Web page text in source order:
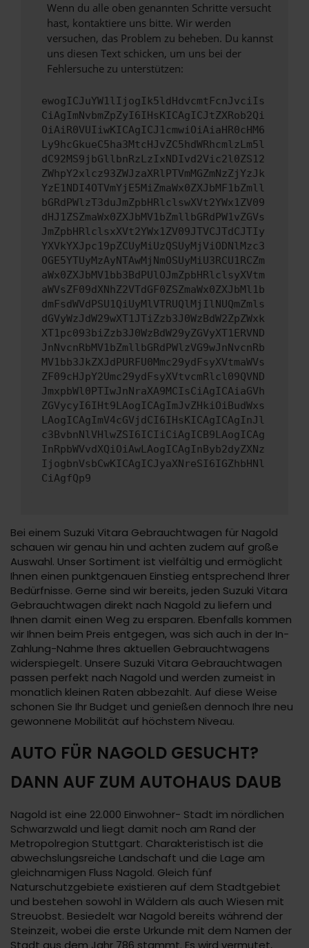
Wenn du alle oben genannten Schritte versucht
hast, kontaktiere uns bitte. Wir werden
versuchen, das Problem zu beheben. Du kannst
uns diesen Text schicken, um uns bei der
Fehlersuche zu unterstützen:
ewogICJuYW1lIjogIk5ldHdvcmtFcnJvciIs
CiAgImNvbmZpZyI6IHsKICAgICJtZXRob2Qi
OiAiR0VUIiwKICAgICJ1cmwiOiAiaHR0cHM6
Ly9hcGkueC5ha3MtcHJvZC5hdWRhcmlzLm5l
dC92MS9jbGllbnRzLzIxNDIvd2Vic2l0ZS12
ZWhpY2xlcz93ZWJzaXRlPTVmMGZmNzZjYzJk
YzE1NDI4OTVmYjE5MiZmaWx0ZXJbMF1bZmll
bGRdPWlzT3duJmZpbHRlclswXVt2YWx1ZV09
dHJ1ZSZmaWx0ZXJbMV1bZmllbGRdPW1vZGVs
JmZpbHRlclsxXVt2YWx1ZV09JTVCJTdCJTIy
YXVkYXJpc19pZCUyMiUzQSUyMjViODNlMzc3
OGE5YTUyMzAyNTAwMjNmOSUyMiU3RCU1RCZm
aWx0ZXJbMV1bb3BdPUlOJmZpbHRlclsyXVtm
aWVsZF09dXNhZ2VTdGF0ZSZmaWx0ZXJbMl1b
dmFsdWVdPSU1QiUyMlVTRUQlMjIlNUQmZmls
dGVyWzJdW29wXT1JTiZzb3J0WzBdW2ZpZWxk
XT1pc093biZzb3J0WzBdW29yZGVyXT1ERVND
JnNvcnRbMV1bZmllbGRdPWlzVG9wJnNvcnRb
MV1bb3JkZXJdPURFU0Mmc29ydFsyXVtmaWVs
ZF09cHJpY2Umc29ydFsyXVtvcmRlcl09QVND
JmxpbWl0PTIwJnNraXA9MCIsCiAgICAiaGVh
ZGVycyI6IHt9LAogICAgImJvZHkiOiBudWxs
LAogICAgImV4cGVjdCI6IHsKICAgICAgInJl
c3BvbnNlVHlwZSI6ICIiCiAgICB9LAogICAg
InRpbWVvdXQiOiAwLAogICAgInByb2dyZXNz
IjogbnVsbCwKICAgICJyaXNreSI6IGZhbHNl
CiAgfQp9
Bei einem Suzuki Vitara Gebrauchtwagen für Nagold
schauen wir genau hin und achten zudem auf große
Auswahl. Unser Sortiment ist vielfältig und ermöglicht
Ihnen einen punktgenauen Einstieg entsprechend Ihrer
Bedürfnisse. Gerne sind wir bereits, jeden Suzuki Vitara
Gebrauchtwagen direkt nach Nagold zu liefern und
Ihnen damit einen Weg zu ersparen. Ebenfalls kommen
wir Ihnen beim Preis entgegen, was sich auch in der In-
Zahlung-Nahme Ihres aktuellen Gebrauchtwagens
widerspiegelt. Unsere Suzuki Vitara Gebrauchtwagen
passen perfekt nach Nagold und werden zumeist in
monatlich kleinen Raten abbezahlt. Auf diese Weise
schonen Sie Ihr Budget und genießen dennoch Ihre neu
gewonnene Mobilität auf höchstem Niveau.
AUTO FÜR NAGOLD GESUCHT?
DANN AUF ZUM AUTOHAUS DAUB
Nagold ist eine 22.000 Einwohner- Stadt im nördlichen
Schwarzwald und liegt damit noch am Rand der
Metropolregion Stuttgart. Charakteristisch ist die
abwechslungsreiche Landschaft und die Lage am
gleichnamigen Fluss Nagold. Gleich fünf
Naturschutzgebiete existieren auf dem Stadtgebiet
und bestehen sowohl in Wäldern als auch Wiesen mit
Streuobst. Besiedelt war Nagold bereits während der
Steinzeit, wobei die erste Urkunde mit dem Namen der
Stadt aus dem Jahr 786 stammt. Es wird vermutet,